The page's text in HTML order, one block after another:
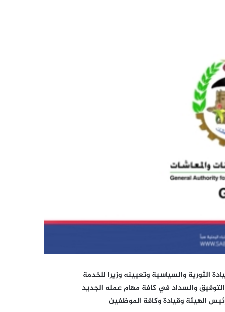
الثورية والسياسية وتعيينه وزيرا للخدمة
التوفيق والسداد في كافة مهام عمله الجديد
الهيئة وقيادة وكافة الموظفين
لموظفي الهيئة للعام 2026م
الدوري التنشيطي الأول لموظفي الهيئة